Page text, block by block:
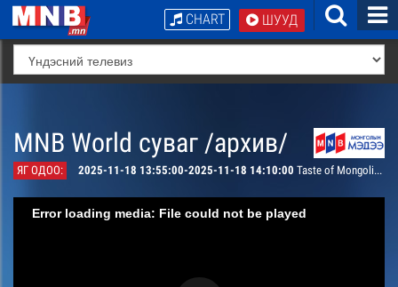
ШУУД
CHART
MNB World суваг /архив/
ЯГ ОДОО: 2025-11-18 13:55:00-2025-11-18 14:10:00 Taste of Mongolia: Nargie’s Mongolian Cuisine SHORLOG
Error loading media: File could not be played